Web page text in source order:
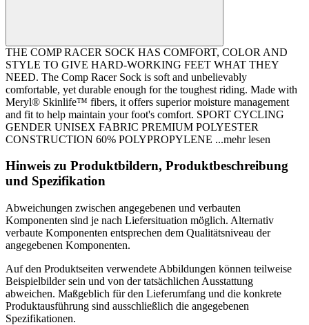
THE COMP RACER SOCK HAS COMFORT, COLOR AND
STYLE TO GIVE HARD-WORKING FEET WHAT THEY
NEED. The Comp Racer Sock is soft and unbelievably
comfortable, yet durable enough for the toughest riding. Made with
Meryl® Skinlife™ fibers, it offers superior moisture management
and fit to help maintain your foot's comfort. SPORT CYCLING
GENDER UNISEX FABRIC PREMIUM POLYESTER
CONSTRUCTION 60% POLYPROPYLENE ...mehr lesen
Hinweis zu Produktbildern, Produktbeschreibung
und Spezifikation
Abweichungen zwischen angegebenen und verbauten
Komponenten sind je nach Liefersituation möglich. Alternativ
verbaute Komponenten entsprechen dem Qualitätsniveau der
angegebenen Komponenten.
Auf den Produktseiten verwendete Abbildungen können teilweise
Beispielbilder sein und von der tatsächlichen Ausstattung
abweichen. Maßgeblich für den Lieferumfang und die konkrete
Produktausführung sind ausschließlich die angegebenen
Spezifikationen.